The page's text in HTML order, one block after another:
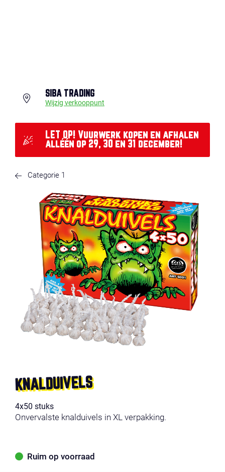
SIBA TRADING
Wijzig verkooppunt
LET OP! Vuurwerk kopen en afhalen
alléén op 29, 30 en 31 december!
Categorie 1
KNALDUIVELS
4x50 stuks
Onvervalste knalduivels in XL verpakking.
Ruim op voorraad